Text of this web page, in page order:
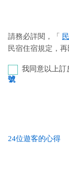
請務必詳閱，「
民宿住宿規定，再
我同意以上訂
號
第一銀行-恆春
您也可以利用這幾
24位遊客的心得